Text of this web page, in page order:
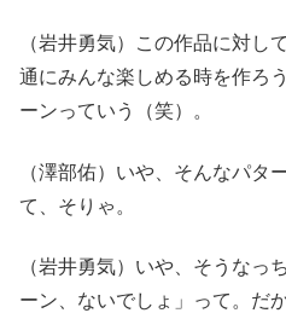
（岩井勇気）この作品に対し
通にみんな楽しめる時を作ろ
ーンっていう（笑）。
（澤部佑）いや、そんなパ
て、そりゃ。
（岩井勇気）いや、そうな
ーン、ないでしょ」って。だ